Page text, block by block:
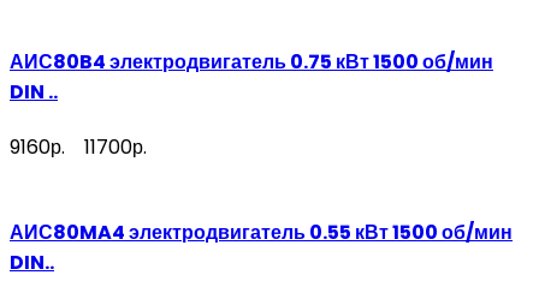
АИС80B4 электродвигатель 0.75 кВт 1500 об/мин
DIN ..
9160р. 11700р.
АИС80MA4 электродвигатель 0.55 кВт 1500 об/мин
DIN..